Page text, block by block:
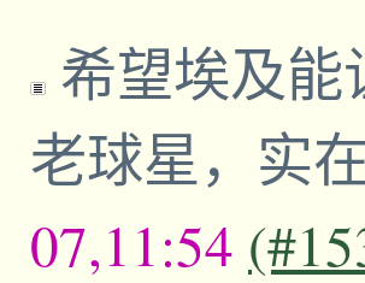
希望埃及
老球星，实
07,11:54